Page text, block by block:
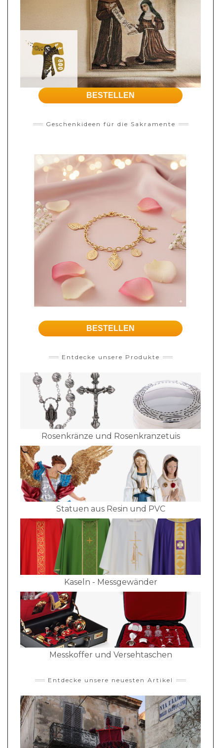
BESTELLEN
Geschenkideen für die Sakramente
BESTELLEN
Entdecke unsere Produkte
Rosenkränze und Rosenkranzetuis
Statuen aus Resin und PVC
Kaseln - Messgewänder
Messkoffer und Versehtaschen
Entdecke unsere neuesten Artikel